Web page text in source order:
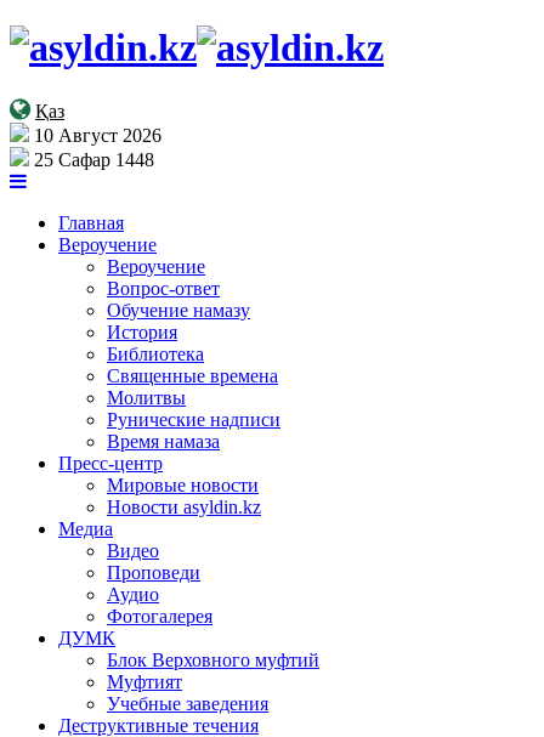
Қаз
10 Август 2026
25 Сафар 1448
Главная
Вероучение
Вероучение
Вопрос-ответ
Обучение намазу
История
Библиотека
Священные времена
Молитвы
Рунические надписи
Время намаза
Пресс-центр
Мировые новости
Новости asyldin.kz
Медиа
Видео
Проповеди
Аудио
Фотогалерея
ДУМК
Блок Верховного муфтий
Муфтият
Учебные заведения
Деструктивные течения